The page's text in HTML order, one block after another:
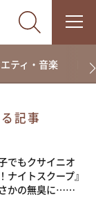
ティ・音楽 ド
記事
でもクサイニオ
イトスクープ』
かの無臭に……